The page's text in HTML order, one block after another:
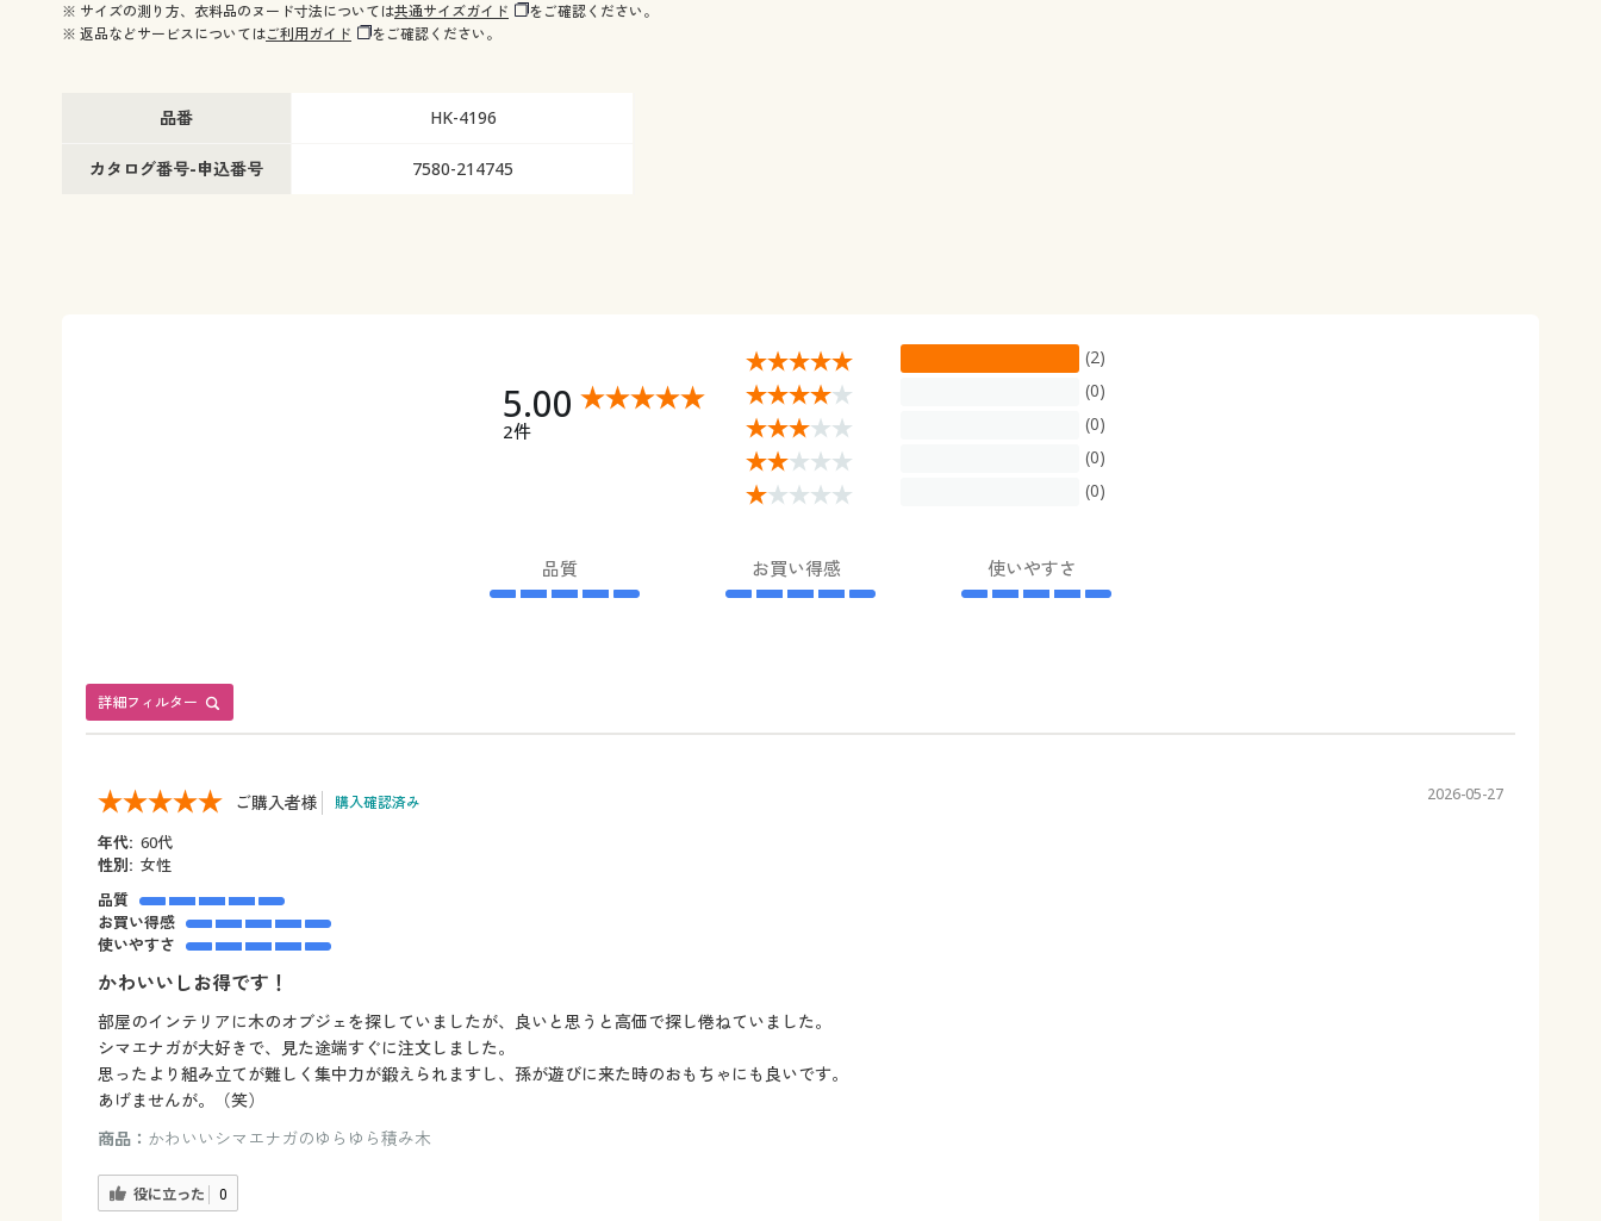
※ サイズの測り方、衣料品のヌード寸法については共通サイズガイド
をご確認ください。
※ 返品などサービスについてはご利用ガイド をご確認ください。
品番 HK-4196
カタログ番号-申込番号 7580-214745
5.00
2件
(2)
(0)
(0)
(0)
(0)
品質 お買い得感 使いやすさ
詳細フィルター
ご購入者様 購入確認済み 2026-05-27
年代: 60代
性別: 女性
品質
お買い得感
使いやすさ
かわいいしお得です！
部屋のインテリアに木のオブジェを探していましたが、良いと思うと高価で探し倦ねていました。
シマエナガが大好きで、見た途端すぐに注文しました。
思ったより組み立てが難しく集中力が鍛えられますし、孫が遊びに来た時のおもちゃにも良いです。
あげませんが。（笑）
商品： かわいいシマエナガのゆらゆら積み木
役に立った 0